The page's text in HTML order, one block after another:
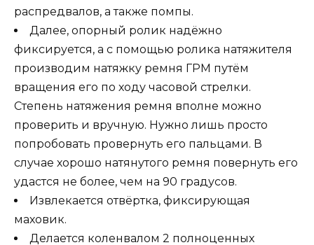
распредвалов, а также помпы.
Далее, опорный ролик надёжно
фиксируется, а с помощью ролика натяжителя
производим натяжку ремня ГРМ путём
вращения его по ходу часовой стрелки.
Степень натяжения ремня вполне можно
проверить и вручную. Нужно лишь просто
попробовать провернуть его пальцами. В
случае хорошо натянутого ремня повернуть его
удастся не более, чем на 90 градусов.
Извлекается отвёртка, фиксирующая
маховик.
Делается коленвалом 2 полноценных